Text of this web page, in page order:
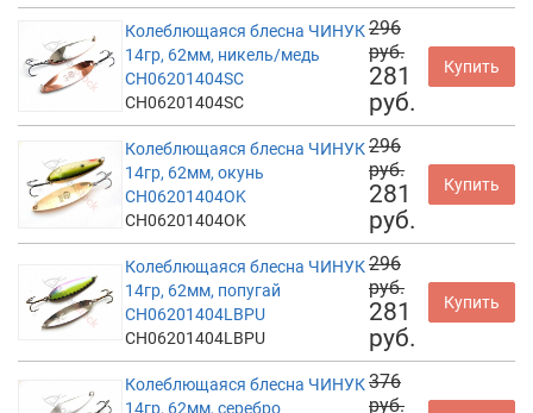
Колеблющаяся блесна ЧИНУК
14гр, 62мм, никель/медь
CH06201404SC
CH06201404SC
296
руб.
281
руб.
Купить
Колеблющаяся блесна ЧИНУК
14гр, 62мм, окунь
CH06201404OK
CH06201404OK
296
руб.
281
руб.
Купить
Колеблющаяся блесна ЧИНУК
14гр, 62мм, попугай
CH06201404LBPU
CH06201404LBPU
296
руб.
281
руб.
Купить
Колеблющаяся блесна ЧИНУК
14гр, 62мм, серебро
376
руб.